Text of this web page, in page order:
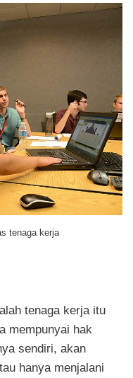
tenaga kerja
tenaga kerja itu
mempunyai hak
sendiri, akan
hanya menjalani